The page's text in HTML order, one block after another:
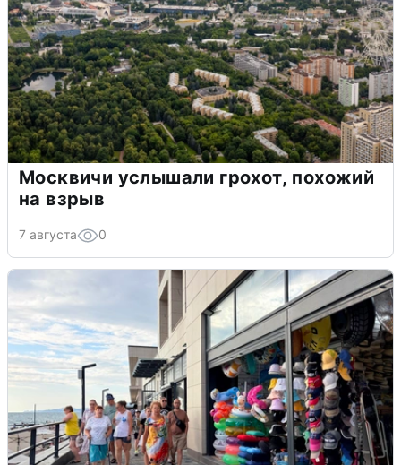
Москвичи услышали грохот, похожий
на взрыв
7 августа 0